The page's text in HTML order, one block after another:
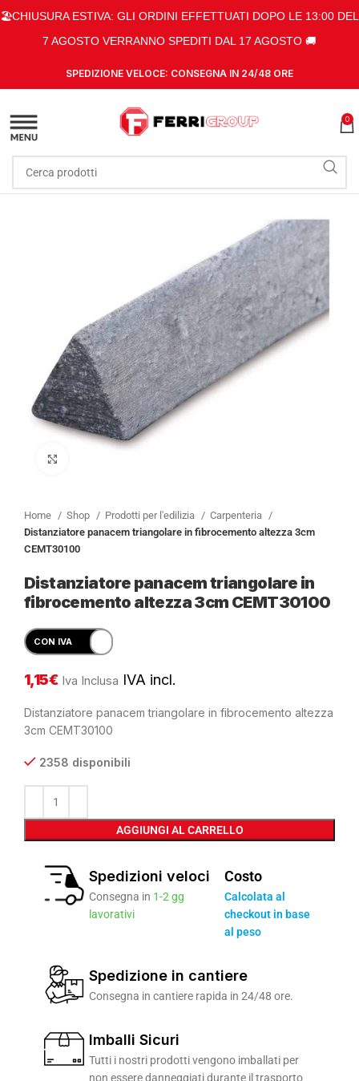
🏖️CHIUSURA ESTIVA: GLI ORDINI EFFETTUATI DOPO LE 13:00 DEL
7 AGOSTO VERRANNO SPEDITI DAL 17 AGOSTO 🚚
SPEDIZIONE VELOCE: CONSEGNA IN 24/48 ORE
0
Home Shop Prodotti per l'edilizia
Carpenteria
Distanziatore panacem triangolare in fibrocemento altezza 3cm
CEMT30100
Distanziatore panacem triangolare in
fibrocemento altezza 3cm CEMT30100
1,15€ Iva Inclusa IVA incl.
Distanziatore panacem triangolare in fibrocemento altezza
3cm CEMT30100
2358 disponibili
AGGIUNGI AL CARRELLO
Spedizioni veloci
Consegna in 1-2 gg
lavorativi
Costo
Calcolata al
checkout in base
al peso
Spedizione in cantiere
Consegna in cantiere rapida in 24/48 ore.
Imballi Sicuri
Tutti i nostri prodotti vengono imballati per
non essere danneggiati durante il trasporto